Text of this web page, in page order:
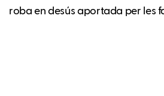
roba en desús aportada per les